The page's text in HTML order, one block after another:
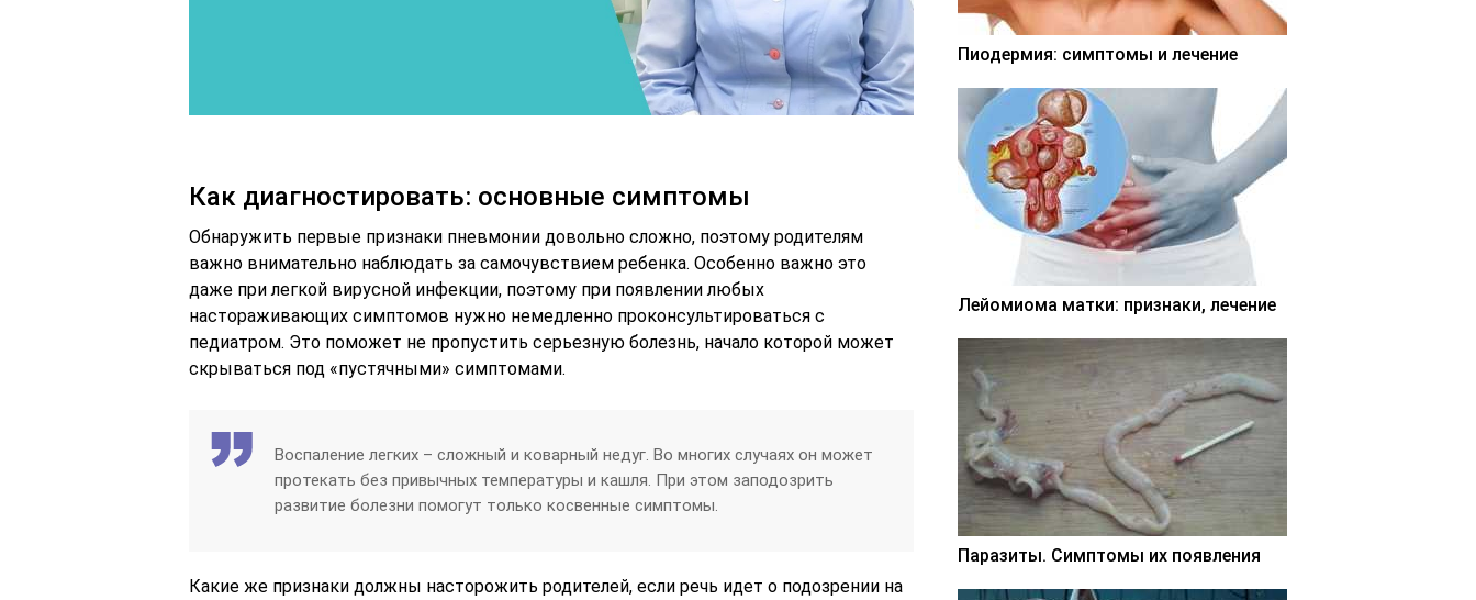
Как диагностировать: основные симптомы
Обнаружить первые признаки пневмонии довольно сложно, поэтому родителям
важно внимательно наблюдать за самочувствием ребенка. Особенно важно это
даже при легкой вирусной инфекции, поэтому при появлении любых
настораживающих симптомов нужно немедленно проконсультироваться с
педиатром. Это поможет не пропустить серьезную болезнь, начало которой может
скрываться под «пустячными» симптомами.
Воспаление легких – сложный и коварный недуг. Во многих случаях он может
протекать без привычных температуры и кашля. При этом заподозрить
развитие болезни помогут только косвенные симптомы.
Какие же признаки должны насторожить родителей, если речь идет о подозрении на
Пиодермия: симптомы и лечение
Лейомиома матки: признаки, лечение
Паразиты. Симптомы их появления